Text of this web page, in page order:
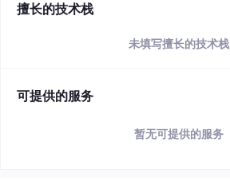
擅长的技术栈
未填写擅长的技术栈
可提供的服务
暂无可提供的服务